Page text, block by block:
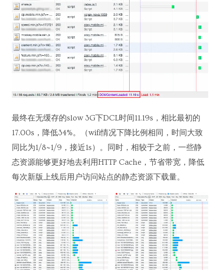
最终在无缓存的slow 3G下DCL时间11.19s，相比最初的
17.00s，降低34%。（wifi情况下降比例相同，时间大致
同比为1/8~1/9，接近1s）。同时，相较于之前，一些静
态资源能够更好地去利用HTTP Cache，节省带宽，降低
每次新版上线后用户访问站点的静态资源下载量。